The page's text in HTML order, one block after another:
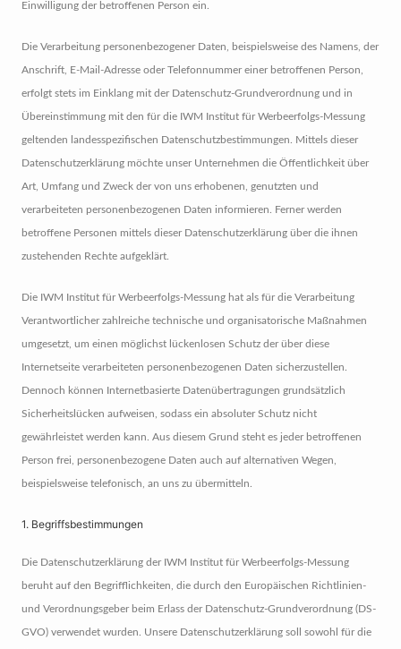
Einwilligung der betroffenen Person ein.
Die Verarbeitung personenbezogener Daten, beispielsweise des Namens, der
Anschrift, E-Mail-Adresse oder Telefonnummer einer betroffenen Person,
erfolgt stets im Einklang mit der Datenschutz-Grundverordnung und in
Übereinstimmung mit den für die IWM Institut für Werbeerfolgs-Messung
geltenden landesspezifischen Datenschutzbestimmungen. Mittels dieser
Datenschutzerklärung möchte unser Unternehmen die Öffentlichkeit über
Art, Umfang und Zweck der von uns erhobenen, genutzten und
verarbeiteten personenbezogenen Daten informieren. Ferner werden
betroffene Personen mittels dieser Datenschutzerklärung über die ihnen
zustehenden Rechte aufgeklärt.
Die IWM Institut für Werbeerfolgs-Messung hat als für die Verarbeitung
Verantwortlicher zahlreiche technische und organisatorische Maßnahmen
umgesetzt, um einen möglichst lückenlosen Schutz der über diese
Internetseite verarbeiteten personenbezogenen Daten sicherzustellen.
Dennoch können Internetbasierte Datenübertragungen grundsätzlich
Sicherheitslücken aufweisen, sodass ein absoluter Schutz nicht
gewährleistet werden kann. Aus diesem Grund steht es jeder betroffenen
Person frei, personenbezogene Daten auch auf alternativen Wegen,
beispielsweise telefonisch, an uns zu übermitteln.
1. Begriffsbestimmungen
Die Datenschutzerklärung der IWM Institut für Werbeerfolgs-Messung
beruht auf den Begrifflichkeiten, die durch den Europäischen Richtlinien-
und Verordnungsgeber beim Erlass der Datenschutz-Grundverordnung (DS-
GVO) verwendet wurden. Unsere Datenschutzerklärung soll sowohl für die